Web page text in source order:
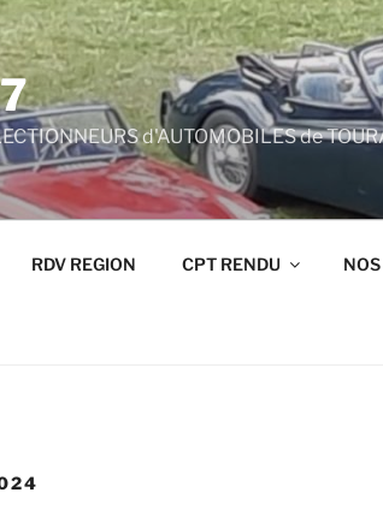
d'AUTOMOBILES de
RDV REGION CPT RENDU